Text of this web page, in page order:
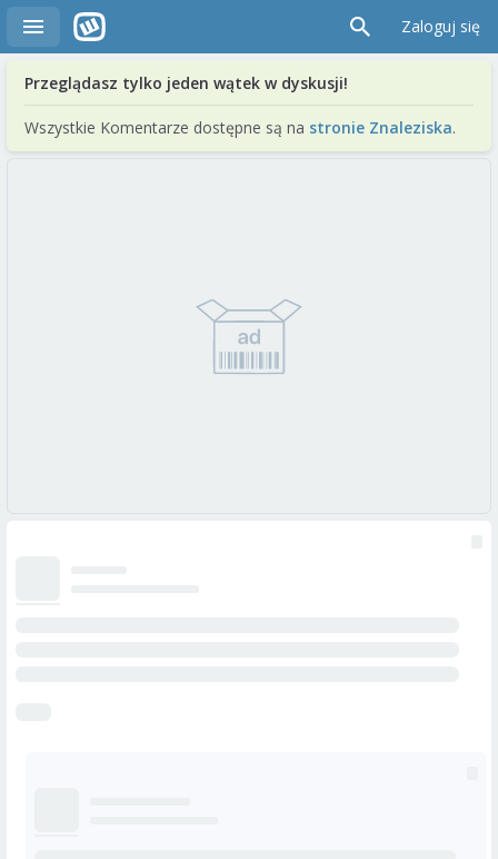
Zaloguj się
Przeglądasz tylko jeden wątek w dyskusji!
Wszystkie Komentarze dostępne są na stronie Znaleziska.